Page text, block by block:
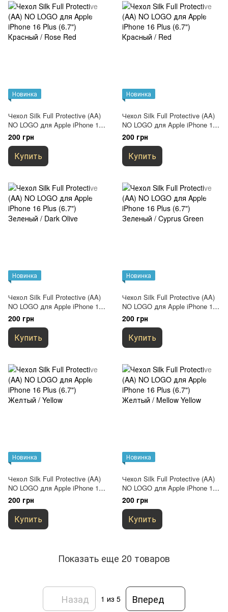
Новинка
Чехол Silk Full Protective (AA)
NO LOGO для Apple iPhone 16
Plus (6.7") Красный / Rose Red
200 грн
Купить
Новинка
Чехол Silk Full Protective (AA)
NO LOGO для Apple iPhone 16
Plus (6.7") Красный / Red
200 грн
Купить
Новинка
Чехол Silk Full Protective (AA)
NO LOGO для Apple iPhone 16
Plus (6.7") Зеленый / Dark Olive
200 грн
Купить
Новинка
Чехол Silk Full Protective (AA)
NO LOGO для Apple iPhone 16
Plus (6.7") Зеленый / Cyprus
Green
200 грн
Купить
Новинка
Чехол Silk Full Protective (AA)
NO LOGO для Apple iPhone 16
Plus (6.7") Желтый / Yellow
200 грн
Купить
Новинка
Чехол Silk Full Protective (AA)
NO LOGO для Apple iPhone 16
Plus (6.7") Желтый / Mellow
Yellow
200 грн
Купить
Показать еще 20 товаров
Назад 1 из 5 Вперед